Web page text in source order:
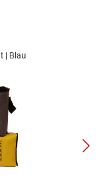
| Blau